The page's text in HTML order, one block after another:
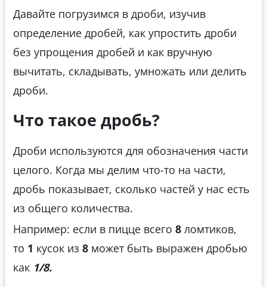
Давайте погрузимся в дроби, изучив
определение дробей, как упростить дроби
без упрощения дробей и как вручную
вычитать, складывать, умножать или делить
дроби.
Что такое дробь?
Дроби используются для обозначения части
целого. Когда мы делим что-то на части,
дробь показывает, сколько частей у нас есть
из общего количества.
Например: если в пицце всего 8 ломтиков,
то 1 кусок из 8 может быть выражен дробью
как 1/8.